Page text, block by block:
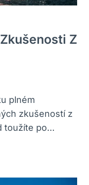
Z
plném
zkušeností z
toužíte po…